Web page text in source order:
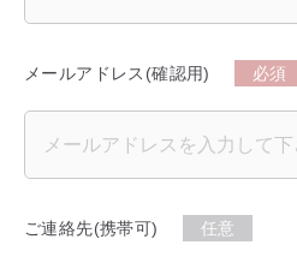
メールアドレス(確認用) 必須
ご連絡先(携帯可) 任意